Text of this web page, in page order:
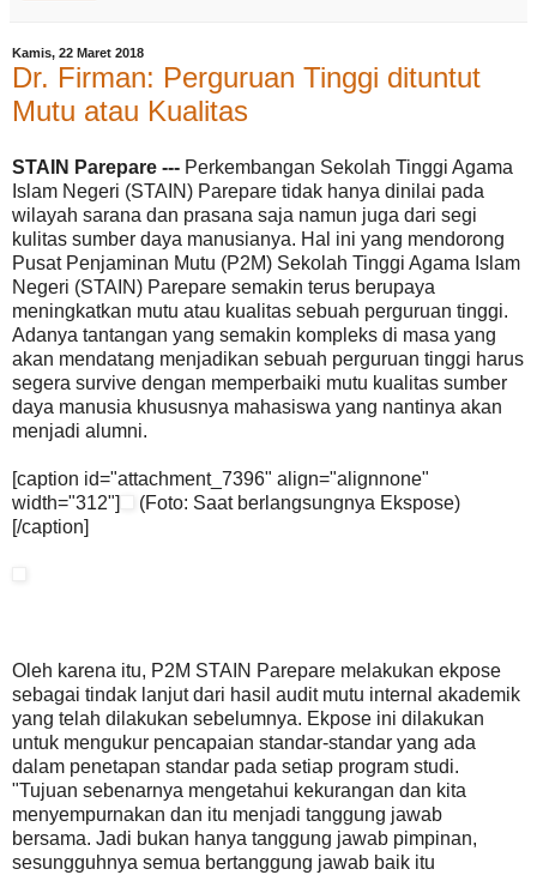
Kamis, 22 Maret 2018
Dr. Firman: Perguruan Tinggi dituntut
Mutu atau Kualitas
STAIN Parepare --- Perkembangan Sekolah Tinggi Agama
Islam Negeri (STAIN) Parepare tidak hanya dinilai pada
wilayah sarana dan prasana saja namun juga dari segi
kulitas sumber daya manusianya. Hal ini yang mendorong
Pusat Penjaminan Mutu (P2M) Sekolah Tinggi Agama Islam
Negeri (STAIN) Parepare semakin terus berupaya
meningkatkan mutu atau kualitas sebuah perguruan tinggi.
Adanya tantangan yang semakin kompleks di masa yang
akan mendatang menjadikan sebuah perguruan tinggi harus
segera survive dengan memperbaiki mutu kualitas sumber
daya manusia khususnya mahasiswa yang nantinya akan
menjadi alumni.
[caption id="attachment_7396" align="alignnone"
width="312"]
(Foto: Saat berlangsungnya Ekspose)
[/caption]
Oleh karena itu, P2M STAIN Parepare melakukan ekpose
sebagai tindak lanjut dari hasil audit mutu internal akademik
yang telah dilakukan sebelumnya. Ekpose ini dilakukan
untuk mengukur pencapaian standar-standar yang ada
dalam penetapan standar pada setiap program studi.
"Tujuan sebenarnya mengetahui kekurangan dan kita
menyempurnakan dan itu menjadi tanggung jawab
bersama. Jadi bukan hanya tanggung jawab pimpinan,
sesungguhnya semua bertanggung jawab baik itu